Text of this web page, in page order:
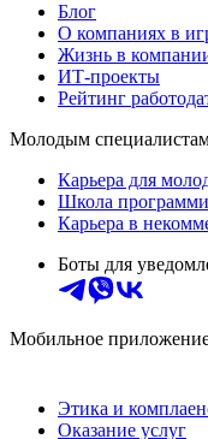
Блог
О компаниях в
Жизнь в
ИТ-проекты
Рейтинг
Молодым
Карьера для
Школа
Карьера в
Боты для
Мобильное
Этика и
Оказание услуг